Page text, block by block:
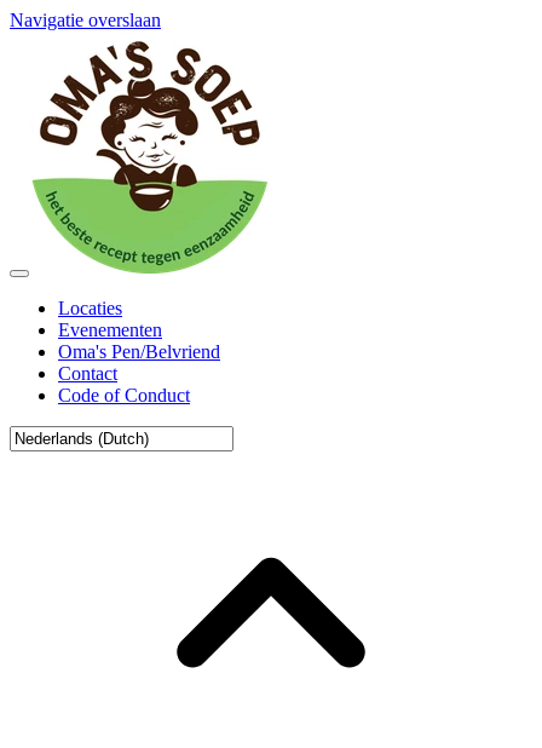
Navigatie overslaan
Locaties
Evenementen
Oma's Pen/Belvriend
Contact
Code of Conduct